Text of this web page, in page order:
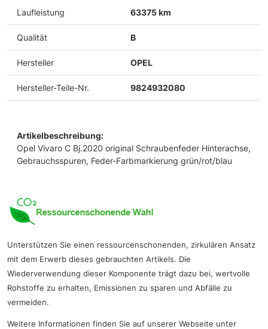
Laufleistung 63375 km
Qualität B
Hersteller OPEL
Hersteller-Teile-Nr. 9824932080
Artikelbeschreibung:
Opel Vivaro C Bj.2020 original Schraubenfeder Hinterachse,
Gebrauchsspuren, Feder-Farbmarkierung grün/rot/blau
Unterstützen Sie einen ressourcenschonenden, zirkulären Ansatz
mit dem Erwerb dieses gebrauchten Artikels. Die
Wiederverwendung dieser Komponente trägt dazu bei, wertvolle
Rohstoffe zu erhalten, Emissionen zu sparen und Abfälle zu
vermeiden.
Weitere Informationen finden Sie auf unserer Webseite unter